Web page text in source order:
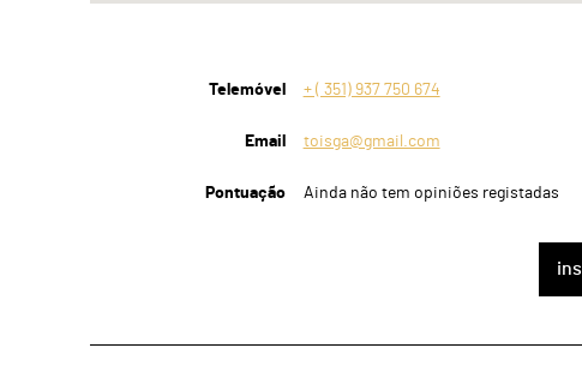
Telemóvel + ( 351) 937 750 674
Email toisga@gmail.com
Pontuação Ainda não tem opiniões registadas